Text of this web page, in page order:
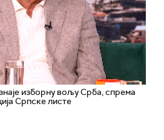
изборну вољу Срба, спрема
Српске листе